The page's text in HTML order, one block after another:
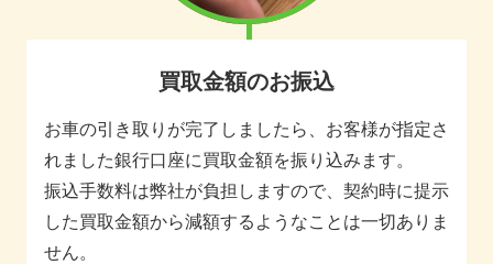
買取金額のお振込
お車の引き取りが完了しましたら、お客様が指定さ
れました銀行口座に買取金額を振り込みます。
振込手数料は弊社が負担しますので、契約時に提示
した買取金額から減額するようなことは一切ありま
せん。